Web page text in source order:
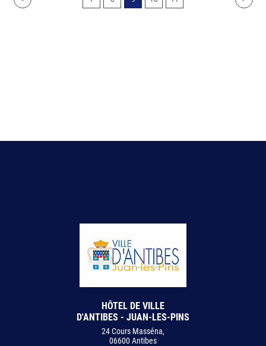
HÔTEL DE VILLE
D'ANTIBES - JUAN-LES-PINS
24 Cours Masséna,
06600 Antibes